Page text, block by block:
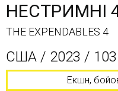
НЕСТРИМНІ
THE EXPENDABLES 4
CША / 2023 / 103
Екшн,